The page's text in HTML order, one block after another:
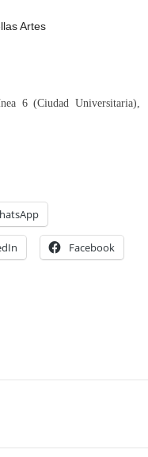
Artes
6 (Ciudad Universitaria),
Facebook